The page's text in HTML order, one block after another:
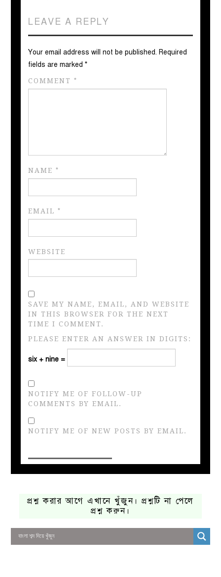
LEAVE A REPLY
Your email address will not be published. Required
fields are marked*
COMMENT*
NAME*
EMAIL*
WEBSITE
SAVE MY NAME, EMAIL, AND WEBSITE
IN THIS BROWSER FOR THE NEXT
TIME I COMMENT.
PLEASE ENTER AN ANSWER IN DIGITS:
six + nine =
NOTIFY ME OF FOLLOW-UP
COMMENTS BY EMAIL.
NOTIFY ME OF NEW POSTS BY EMAIL.
প্রশ্ন করার আগে এখানে খুঁজুন। প্রশ্নটি না পেলে
প্রশ্ন করুন।